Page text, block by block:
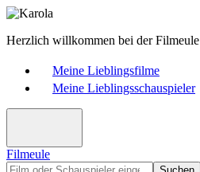
Herzlich willkommen bei der Filmeule
Meine Lieblingsfilme
Meine Lieblingsschauspieler
Filmeule